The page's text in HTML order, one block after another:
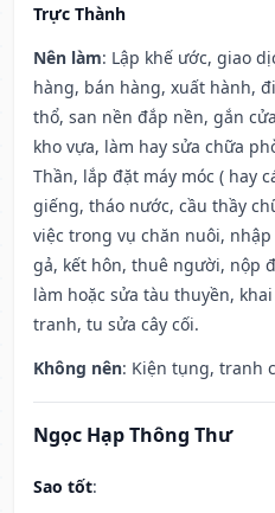
Trực Thành
Nên làm: Lập khế ước, giao
hàng, bán hàng, xuất hành,
thổ, san nền đắp nền, gắn
kho vựa, làm hay sửa chữa
Thần, lắp đặt máy móc ( hay
giếng, tháo nước, cầu thầy
việc trong vụ chăn nuôi,
gả, kết hôn, thuê người, nộp
làm hoặc sửa tàu thuyền,
tranh, tu sửa cây cối.
Không nên: Kiện tụng, tranh
Ngọc Hạp Thông Thư
Sao tốt: